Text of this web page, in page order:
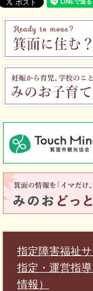
指定障害福祉
指定・運営指
情報）